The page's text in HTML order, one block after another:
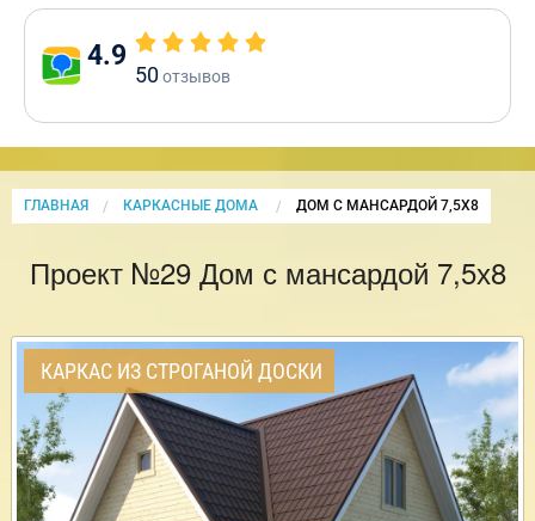
4.9
50отзывов
ГЛАВНАЯ КАРКАСНЫЕ ДОМА CURRENT:
ДОМ С МАНСАРДОЙ 7,5Х8
Проект №29 Дом с мансардой 7,5х8
КАРКАС ИЗ СТРОГАНОЙ ДОСКИ